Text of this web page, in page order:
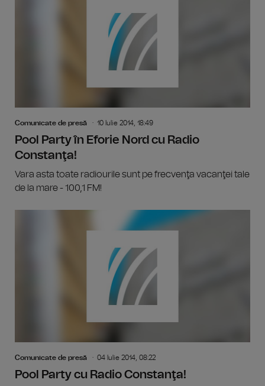
Comunicate de presă 10 Iulie 2014, 18:49
Pool Party în Eforie Nord cu Radio
Constanţa!
Vara asta toate radiourile sunt pe frecvenţa vacanţei tale
de la mare - 100,1 FM!
Comunicate de presă 04 Iulie 2014, 08:22
Pool Party cu Radio Constanţa!